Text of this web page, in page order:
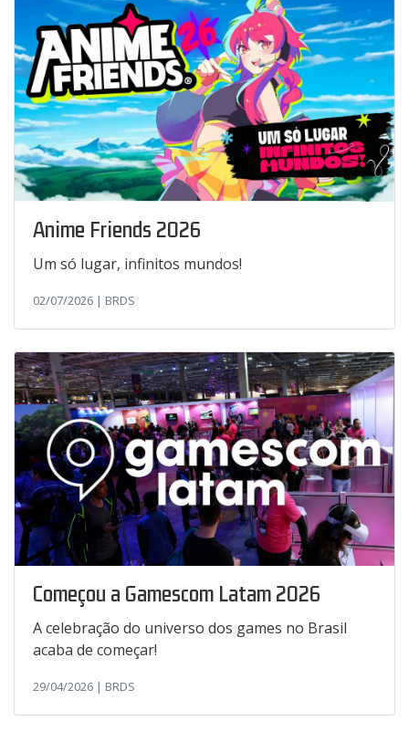
Anime Friends 2026
Um só lugar, infinitos mundos!
02/07/2026 | BRDS
Começou a Gamescom Latam 2026
A celebração do universo dos games no Brasil
acaba de começar!
29/04/2026 | BRDS